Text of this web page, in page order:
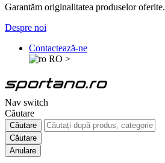
Garantăm originalitatea produselor oferite.
Despre noi
Contactează-ne
RO >
Nav switch
Căutare
Căutare
Căutare
Anulare